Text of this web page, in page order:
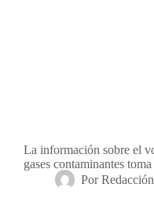
La información sobre el
gases contaminantes
Por Redacción